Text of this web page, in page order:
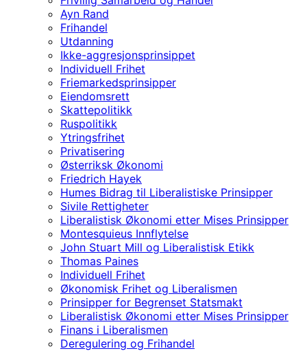
Ayn Rand
Frihandel
Utdanning
Ikke-aggresjonsprinsippet
Individuell Frihet
Friemarkedsprinsipper
Eiendomsrett
Skattepolitikk
Ruspolitikk
Ytringsfrihet
Privatisering
Østerriksk Økonomi
Friedrich Hayek
Humes Bidrag til Liberalistiske Prinsipper
Sivile Rettigheter
Liberalistisk Økonomi etter Mises Prinsipper
Montesquieus Innflytelse
John Stuart Mill og Liberalistisk Etikk
Thomas Paines
Individuell Frihet
Økonomisk Frihet og Liberalismen
Prinsipper for Begrenset Statsmakt
Liberalistisk Økonomi etter Mises Prinsipper
Finans i Liberalismen
Deregulering og Frihandel